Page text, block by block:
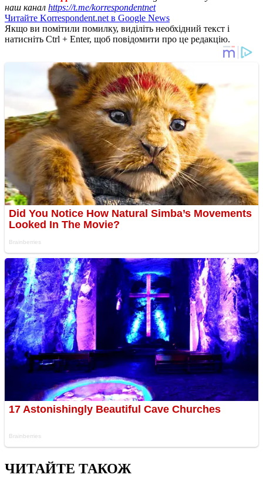
наш канал https://t.me/korrespondentnet
Читайте Korrespondent.net в Google News
Якщо ви помітили помилку, виділіть необхідний текст і
натисніть Ctrl + Enter, щоб повідомити про це редакцію.
ЧИТАЙТЕ ТАКОЖ